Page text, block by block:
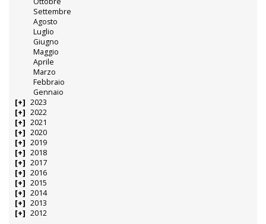
Settembre
Agosto
Luglio
Giugno
Maggio
Aprile
Marzo
Febbraio
Gennaio
2023
2022
2021
2020
2019
2018
2017
2016
2015
2014
2013
2012